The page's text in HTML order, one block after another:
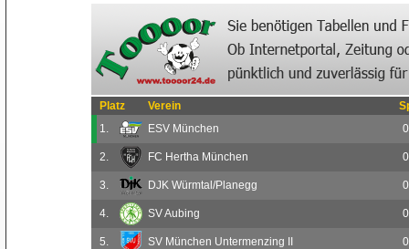
Platz Verein
1.
ESV München 0
2. FC Hertha München 0
3. DJK Würmtal/Planegg 0
4. SV Aubing 0
5. SV München Untermenzing II 0